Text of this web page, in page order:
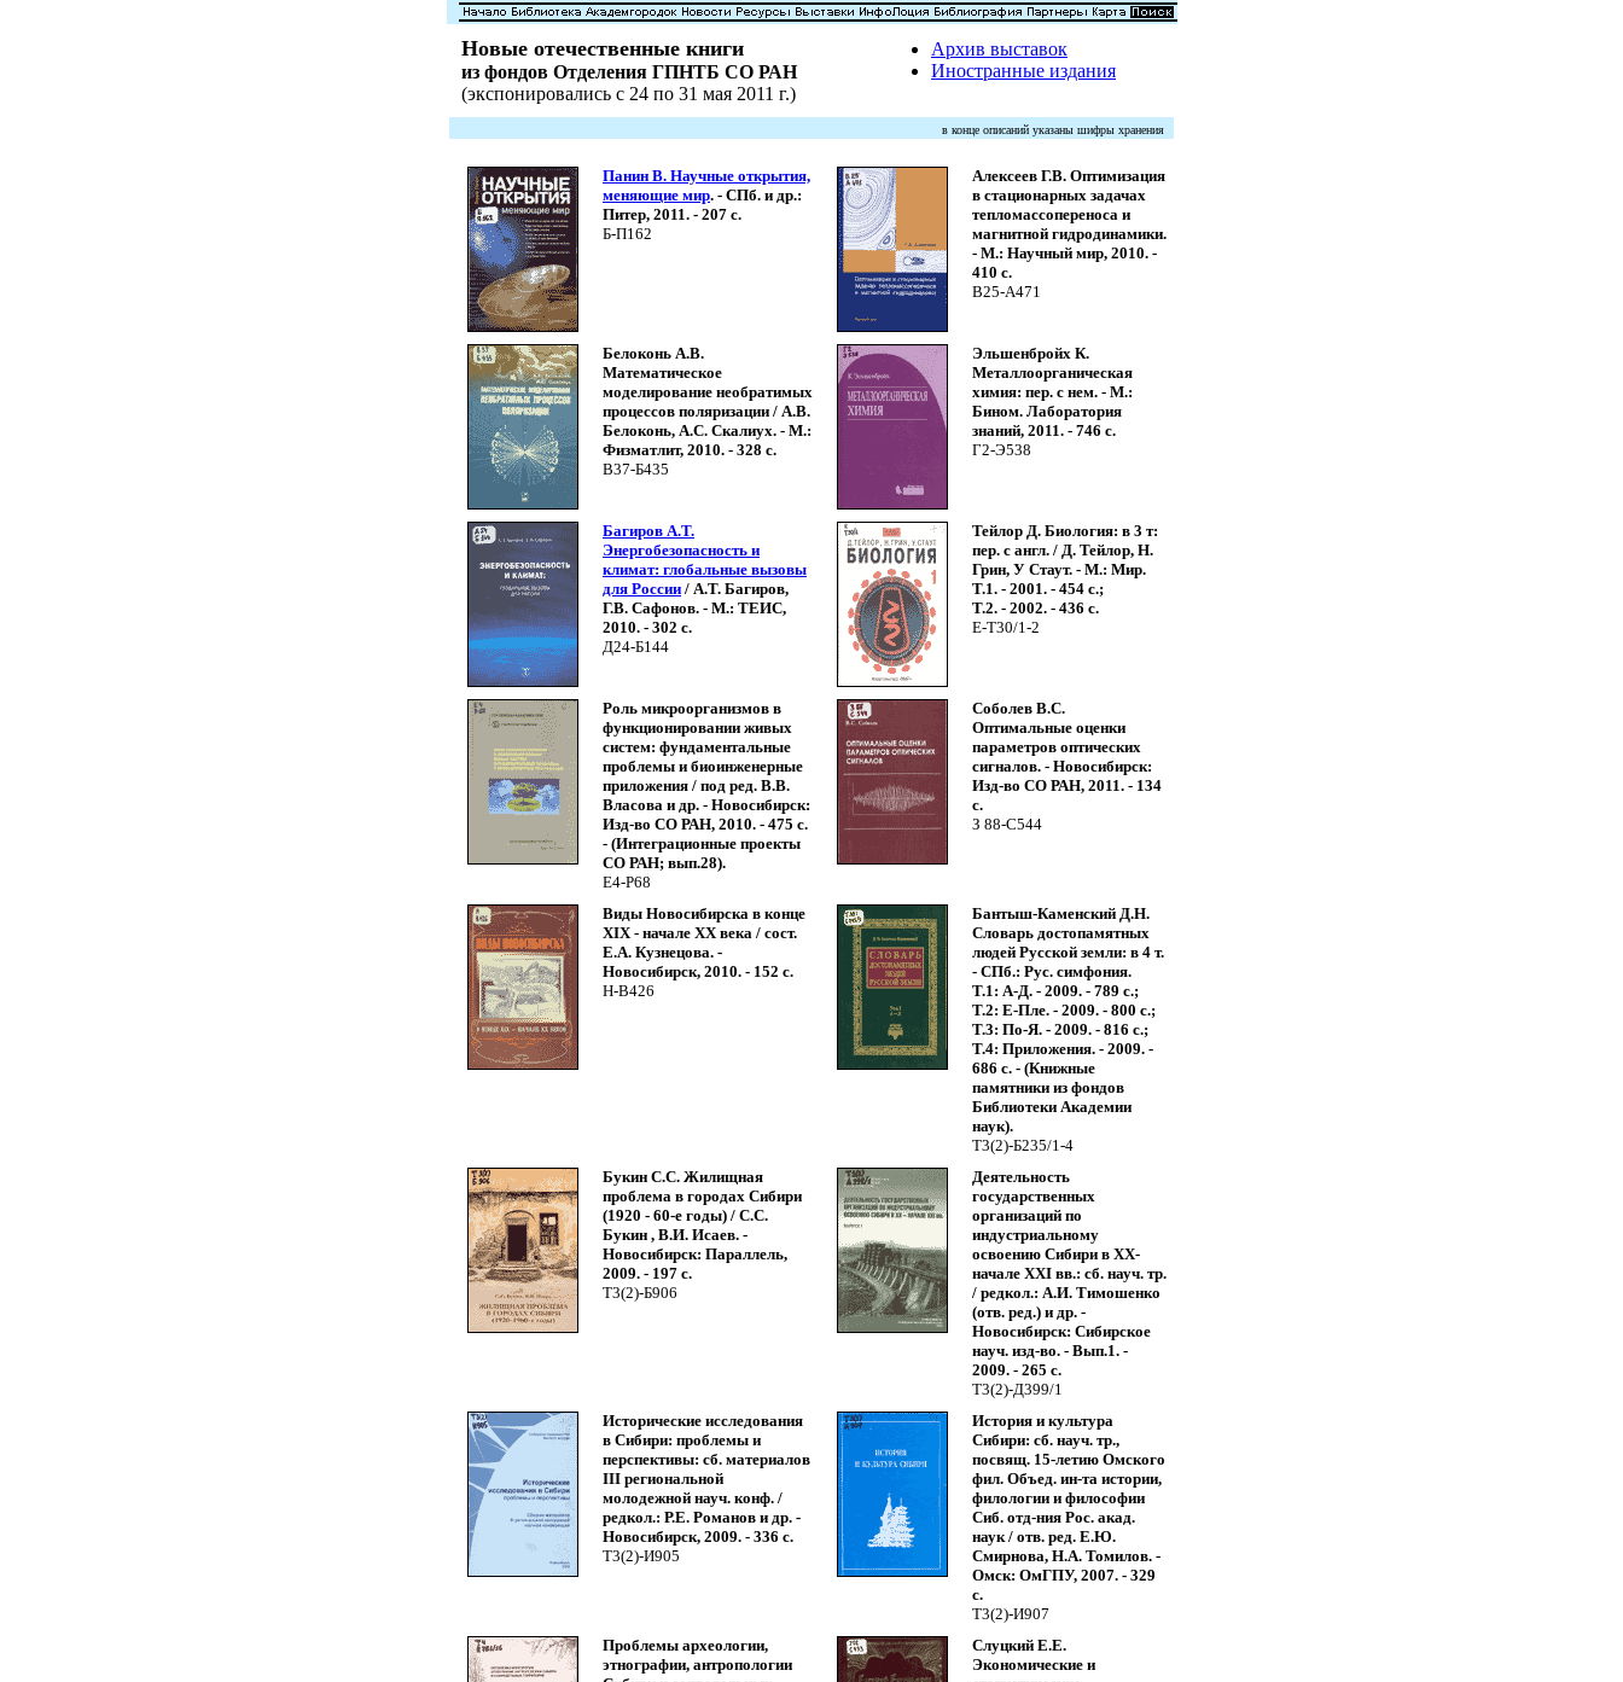
Новые отечественные книги
из фондов Отделения ГПНТБ СО РАН
(экспонировались с 24 по 31 мая 2011 г.)
Архив выставок
Иностранные издания
в конце описаний указаны шифры хранения
Панин В. Научные открытия,
меняющие мир. - СПб. и др.:
Питер, 2011. - 207 с.
Б-П162
Алексеев Г.В. Оптимизация
в стационарных задачах
тепломассопереноса и
магнитной гидродинамики.
- М.: Научный мир, 2010. -
410 с.
В25-А471
Белоконь А.В.
Математическое
моделирование необратимых
процессов поляризации / А.В.
Белоконь, А.С. Скалиух. - М.:
Физматлит, 2010. - 328 с.
В37-Б435
Эльшенбройх К.
Металлоорганическая
химия: пер. с нем. - М.:
Бином. Лаборатория
знаний, 2011. - 746 с.
Г2-Э538
Багиров А.Т.
Энергобезопасность и
климат: глобальные вызовы
для России / А.Т. Багиров,
Г.В. Сафонов. - М.: ТЕИС,
2010. - 302 с.
Д24-Б144
Тейлор Д. Биология: в 3 т:
пер. с англ. / Д. Тейлор, Н.
Грин, У Стаут. - М.: Мир.
Т.1. - 2001. - 454 с.;
Т.2. - 2002. - 436 с.
Е-Т30/1-2
Роль микроорганизмов в
функционировании живых
систем: фундаментальные
проблемы и биоинженерные
приложения / под ред. В.В.
Власова и др. - Новосибирск:
Изд-во СО РАН, 2010. - 475 с.
- (Интеграционные проекты
СО РАН; вып.28).
Е4-Р68
Соболев В.С.
Оптимальные оценки
параметров оптических
сигналов. - Новосибирск:
Изд-во СО РАН, 2011. - 134
с.
З 88-С544
Виды Новосибирска в конце
XIX - начале XX века / сост.
Е.А. Кузнецова. -
Новосибирск, 2010. - 152 с.
Н-В426
Бантыш-Каменский Д.Н.
Словарь достопамятных
людей Русской земли: в 4 т.
- СПб.: Рус. симфония.
Т.1: А-Д. - 2009. - 789 с.;
Т.2: Е-Пле. - 2009. - 800 с.;
Т.3: По-Я. - 2009. - 816 с.;
Т.4: Приложения. - 2009. -
686 с. - (Книжные
памятники из фондов
Библиотеки Академии
наук).
Т3(2)-Б235/1-4
Букин С.С. Жилищная
проблема в городах Сибири
(1920 - 60-е годы) / С.С.
Букин , В.И. Исаев. -
Новосибирск: Параллель,
2009. - 197 с.
Т3(2)-Б906
Деятельность
государственных
организаций по
индустриальному
освоению Сибири в XX-
начале XXI вв.: сб. науч. тр.
/ редкол.: А.И. Тимошенко
(отв. ред.) и др. -
Новосибирск: Сибирское
науч. изд-во. - Вып.1. -
2009. - 265 с.
Т3(2)-Д399/1
Исторические исследования
в Сибири: проблемы и
перспективы: сб. материалов
III региональной
молодежной науч. конф. /
редкол.: Р.Е. Романов и др. -
Новосибирск, 2009. - 336 с.
Т3(2)-И905
История и культура
Сибири: сб. науч. тр.,
посвящ. 15-летию Омского
фил. Объед. ин-та истории,
филологии и философии
Сиб. отд-ния Рос. акад.
наук / отв. ред. Е.Ю.
Смирнова, Н.А. Томилов. -
Омск: ОмГПУ, 2007. - 329
с.
Т3(2)-И907
Проблемы археологии,
этнографии, антропологии
Слуцкий Е.Е.
Экономические и